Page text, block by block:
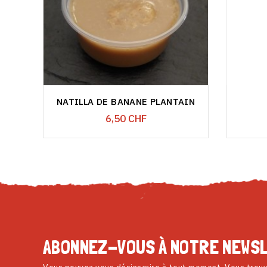
NATILLA DE BANANE PLANTAIN
Prix
6,50 CHF
ABONNEZ-VOUS À NOTRE